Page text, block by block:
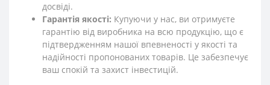
досвіді.
Гарантія якості: Купуючи у нас, ви отримуєте
гарантію від виробника на всю продукцію, що є
підтвердженням нашої впевненості у якості та
надійності пропонованих товарів. Це забезпечує
ваш спокій та захист інвестицій.